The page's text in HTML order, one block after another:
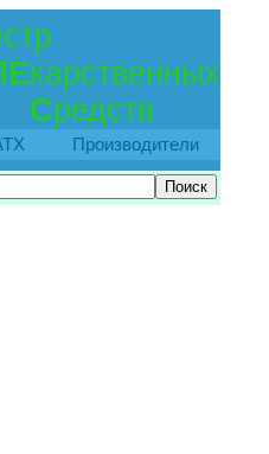
карственных
Средств
Производители